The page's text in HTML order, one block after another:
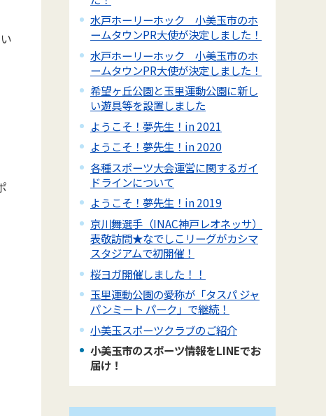
水戸ホーリーホック 小美玉市のホ
ームタウンPR大使が決定しました！
水戸ホーリーホック 小美玉市のホ
ームタウンPR大使が決定しました！
希望ヶ丘公園と玉里運動公園に新し
い遊具等を設置しました
ようこそ！夢先生！in 2021
ようこそ！夢先生！in 2020
各種スポーツ大会運営に関するガイ
ドラインについて
ようこそ！夢先生！in 2019
京川舞選手（INAC神戸レオネッサ）
表敬訪問★なでしこリーグがカシマ
スタジアムで初開催！
桜ヨガ開催しました！！
玉里運動公園の愛称が「タスパ ジャ
パンミート パーク」で継続！
小美玉スポーツクラブのご紹介
小美玉市のスポーツ情報をLINEでお
届け！